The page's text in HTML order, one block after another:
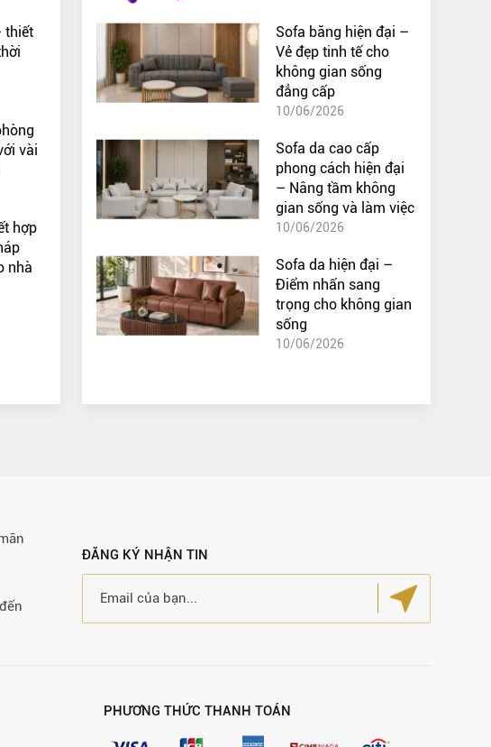
thiết
vài
hợp
nhà
Sofa băng hiện đại –
Vẻ đẹp tinh tế cho
không gian sống
đẳng cấp
10/06/2026
Sofa da cao cấp
phong cách hiện đại
– Nâng tầm không
gian sống và làm việc
10/06/2026
Sofa da hiện đại –
Điểm nhấn sang
trọng cho không gian
sống
10/06/2026
ĐĂNG KÝ NHẬN TIN
PHƯƠNG THỨC THANH TOÁN